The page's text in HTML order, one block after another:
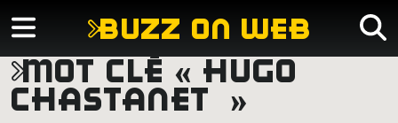
buzz on web
mot clé « hugo
chastanet »